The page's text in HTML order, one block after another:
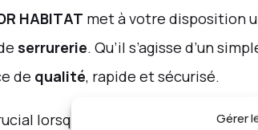
Gérer
HABITAT met à votre disposition
serrurerie. Qu’il s’agisse d’un
de qualité, rapide et sécurisé.
lorsque vous êtes confronté à